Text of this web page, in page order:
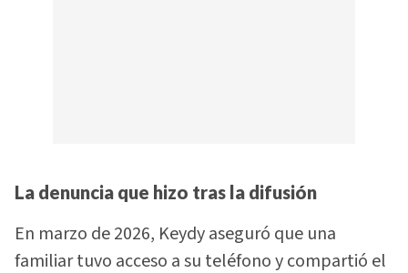
La denuncia que hizo tras la difusión
En marzo de 2026, Keydy aseguró que una
familiar tuvo acceso a su teléfono y compartió el